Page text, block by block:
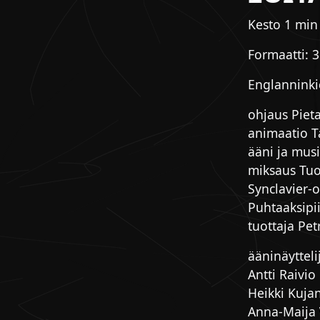
Kesto 1
Formaatti:
ohjaus
animaatio
ääni ja
miksaus
Synclavier-
tuottaja
Antti Raivio
Heikki
Anna-Maija